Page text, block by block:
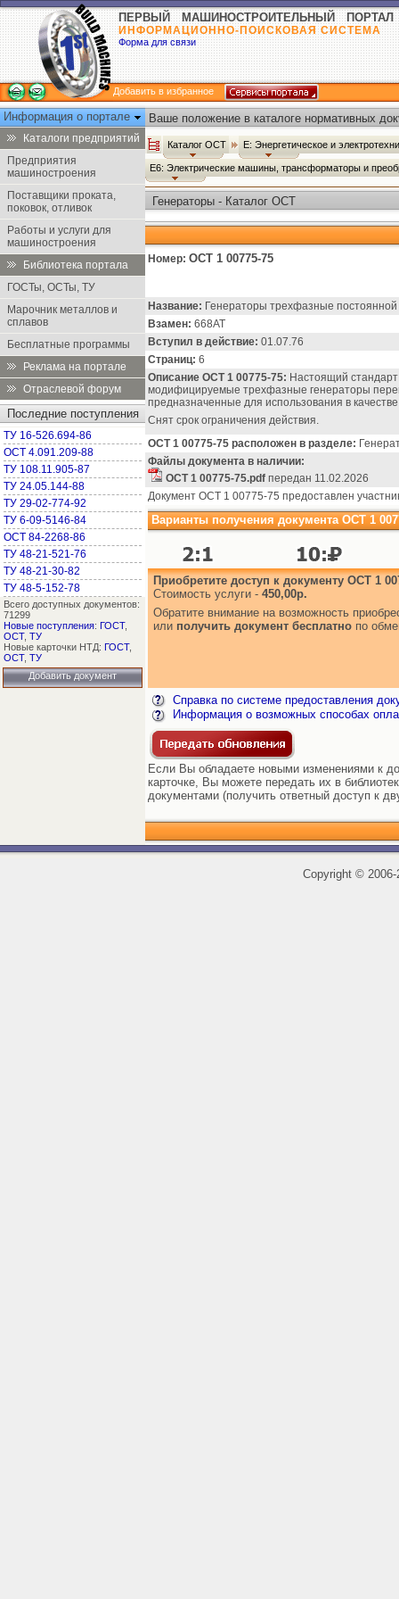
ПЕРВЫЙ МАШИНОСТРОИТЕЛЬНЫЙ ПОРТАЛ
ИНФОРМАЦИОННО-ПОИСКОВАЯ СИСТЕМА
Форма для связи
Добавить в избранное
Информация о портале
Каталоги предприятий
Предприятия
машиностроения
Поставщики проката,
поковок, отливок
Работы и услуги для
машиностроения
Библиотека портала
ГОСТы, ОСТы, ТУ
Марочник металлов и
сплавов
Бесплатные программы
Реклама на портале
Отраслевой форум
Последние поступления
ТУ 16-526.694-86
ОСТ 4.091.209-88
ТУ 108.11.905-87
ТУ 24.05.144-88
ТУ 29-02-774-92
ТУ 6-09-5146-84
ОСТ 84-2268-86
ТУ 48-21-521-76
ТУ 48-21-30-82
ТУ 48-5-152-78
Всего доступных документов:
71299
Новые поступления: ГОСТ,
ОСТ, ТУ
Новые карточки НТД: ГОСТ,
ОСТ, ТУ
Добавить документ
Ваше положение в каталоге нормативных
Каталог ОСТ Е: Энергетическое и
Е6: Электрические машины, трансформаторы и
Генераторы - Каталог ОСТ
Номер: ОСТ 1 00775-75
Название: Генераторы трехфазные
Взамен: 668АТ
Вступил в действие: 01.07.76
Страниц: 6
Описание ОСТ 1 00775-75: Настоящий
модифицируемые трехфазные генераторы
предназначенные для использования в
Снят срок ограничения действия.
ОСТ 1 00775-75 расположен в разделе:
Файлы документа в наличии:
ОСТ 1 00775-75.pdf передан 11.02.2026
Документ ОСТ 1 00775-75 предоставлен
Варианты получения документа ОСТ 1
Приобретите доступ к документу ОСТ 1
Стоимость услуги - 450,00р.
Обратите внимание на возможность
или получить документ бесплатно по
Справка по системе предоставления
Информация о возможных способах
Если Вы обладаете новыми изменениями к
карточке, Вы можете передать их в
документами (получить ответный доступ к
Copyright ©